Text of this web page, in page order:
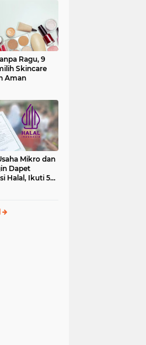
Ragu, 9
Skincare
Aman
Mikro dan
Dapet
Halal, Ikuti 5